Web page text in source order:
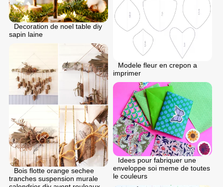
Decoration de noel table diy
sapin laine
Modele fleur en crepon a
imprimer
Bois flotte orange sechee
tranches suspension murale
Idees pour fabriquer une
enveloppe soi meme de toutes
le couleurs